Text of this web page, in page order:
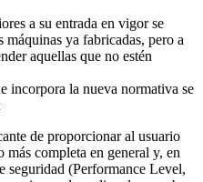
a su entrada en vigor se
ya fabricadas, pero a
aquellas que no estén
incorpora la nueva normativa se
de proporcionar al usuario
completa en general y, en
seguridad (Performance Level,